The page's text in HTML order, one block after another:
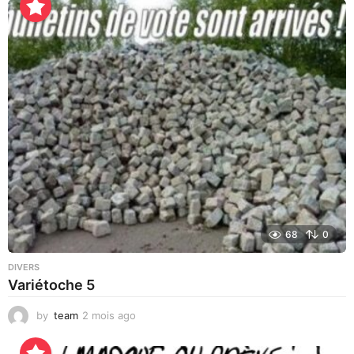
e
u
r
e
s
a
g
o
68 0
DIVERS
Variétoche 5
by team 2 mois ago
e